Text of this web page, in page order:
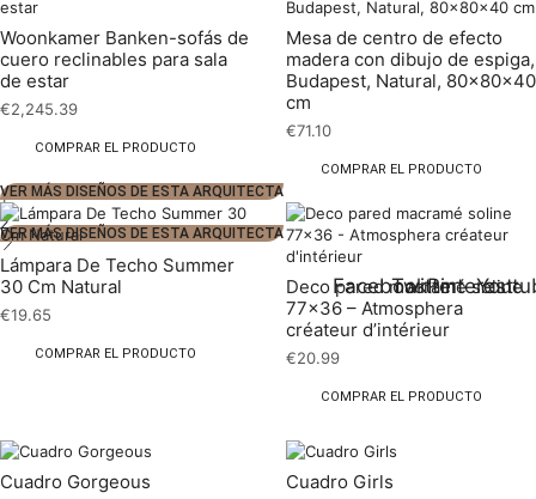
Woonkamer Banken-sofás de
cuero reclinables para sala
de estar
€2,245.39
COMPRAR EL PRODUCTO
Mesa de centro de efecto
madera con dibujo de espiga,
Budapest, Natural, 80x80x40
cm
€71.10
COMPRAR EL PRODUCTO
1
2
FacebookTwitterPinterest
VER MÁS DISEÑOS DE ESTA ARQUITECTA
VER MÁS DISEÑOS DE ESTA ARQUITECTA
Lámpara De Techo Summer
30 Cm Natural
€19.65
COMPRAR EL PRODUCTO
Deco pared macramé soline
77×36 – Atmosphera
créateur d’intérieur
€20.99
COMPRAR EL PRODUCTO
Cuadro Gorgeous Cuadro Girls